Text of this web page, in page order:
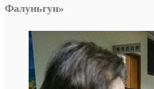
Фалуньгун»